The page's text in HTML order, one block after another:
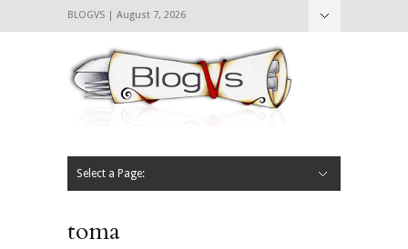
BLOGVS | August 7, 2026
Select a Page:
toma